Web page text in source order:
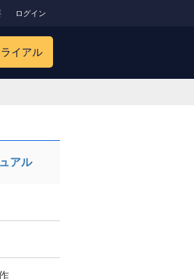
ログイン
イアル
アル